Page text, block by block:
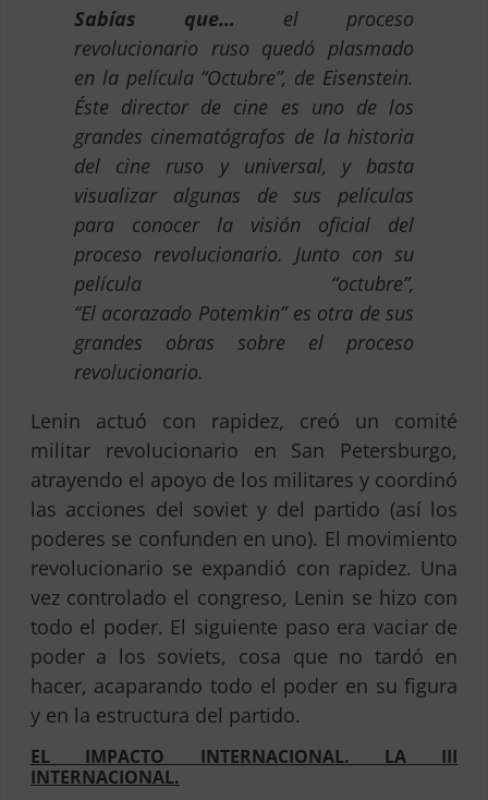
Sabías que… el proceso
revolucionario ruso quedó plasmado
en la película “Octubre”, de Eisenstein.
Éste director de cine es uno de los
grandes cinematógrafos de la historia
del cine ruso y universal, y basta
visualizar algunas de sus películas
para conocer la visión oficial del
proceso revolucionario. Junto con su
película “octubre”,
“El acorazado Potemkin” es otra de sus
grandes obras sobre el proceso
revolucionario.
Lenin actuó con rapidez, creó un comité
militar revolucionario en San Petersburgo,
atrayendo el apoyo de los militares y coordinó
las acciones del soviet y del partido (así los
poderes se confunden en uno). El movimiento
revolucionario se expandió con rapidez. Una
vez controlado el congreso, Lenin se hizo con
todo el poder. El siguiente paso era vaciar de
poder a los soviets, cosa que no tardó en
hacer, acaparando todo el poder en su figura
y en la estructura del partido.
EL IMPACTO INTERNACIONAL. LA III
INTERNACIONAL.